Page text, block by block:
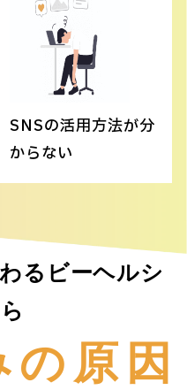
SNSの活用方法が分
からない
るビーヘルシ
原因